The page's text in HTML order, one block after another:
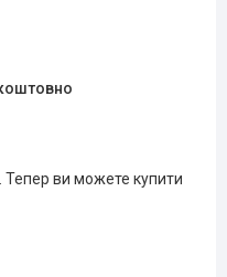
Тепер ви можете купити